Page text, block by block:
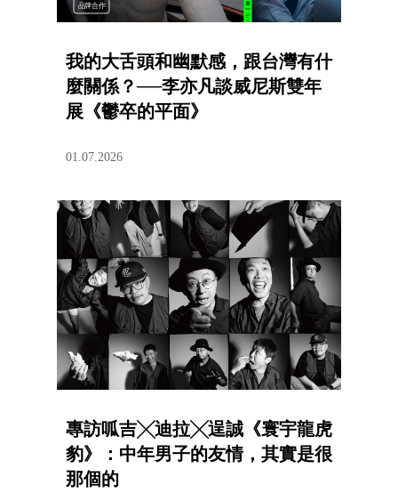
品牌合作
我的大舌頭和幽默感，跟台灣有什
麼關係？──李亦凡談威尼斯雙年
展《鬱卒的平面》
01.07.2026
專訪呱吉╳迪拉╳逞誠《寰宇龍虎
豹》：中年男子的友情，其實是很
那個的